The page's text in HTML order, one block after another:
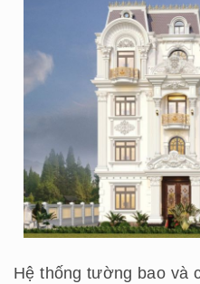
Hệ thống tường bao và